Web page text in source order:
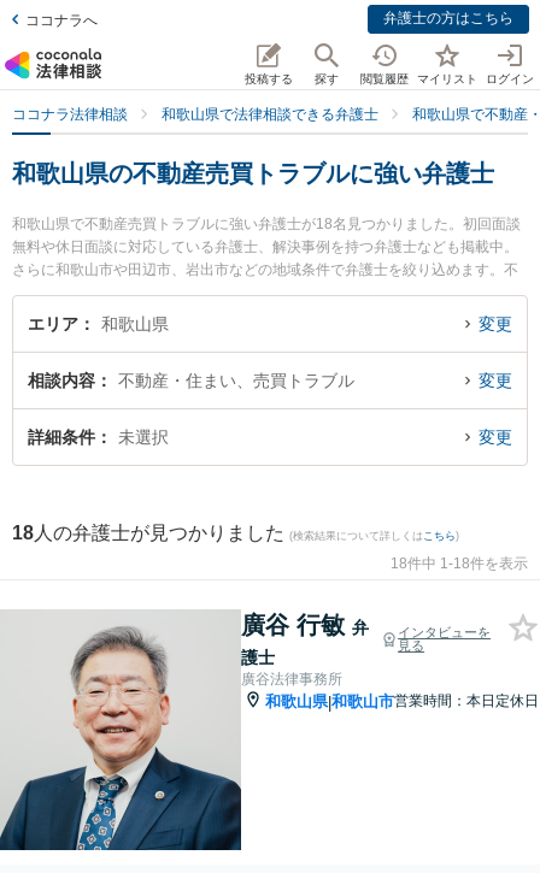
ココナラへ 弁護士の方はこちら
投稿する 探す 閲覧履歴 マイリスト ログイン
ココナラ法律相談 和歌山県で法律相談できる弁護士 和歌山県で不動産
和歌山県の不動産売買トラブルに強い弁護士
和歌山県で不動産売買トラブルに強い弁護士が18名見つかりました。初回面談
無料や休日面談に対応している弁護士、解決事例を持つ弁護士なども掲載中。
さらに和歌山市や田辺市、岩出市などの地域条件で弁護士を絞り込めます。不
動産・住まいに関係する立ち退き交渉や家賃交渉、不動産契約解除等の細かな
分野での絞り込み検索もでき便利です。特に廣谷法律事務所の廣谷 行敏弁護士
す。『和歌山県で土日や夜間に発生した不動産売買トラブルのトラブルを今す
ぐに弁護士に相談したい』『不動産売買トラブルのトラブル解決の実績豊富な
近くの弁護士を検索したい』『初回相談無料で不動産売買トラブルを法律相談
エリア 和歌山県 変更
相談内容 不動産・住まい、売買トラブル 変更
詳細条件 未選択 変更
18 人の弁護士が見つかりました (検索結果について詳しくは こちら)
18件中 1-18件を表示
廣谷 行敏 弁
護士
インタビューを
見る
廣谷法律事務所
和歌山県|和歌山市営業時間：本日定休日